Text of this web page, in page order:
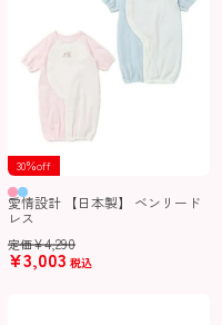
30％off
愛情設計 【日本製】 ベンリード
レス
定価¥4,290
¥3,003 税込